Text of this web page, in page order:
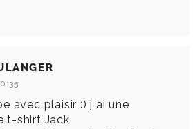
avec plaisir :) j ai une
t-shirt Jack